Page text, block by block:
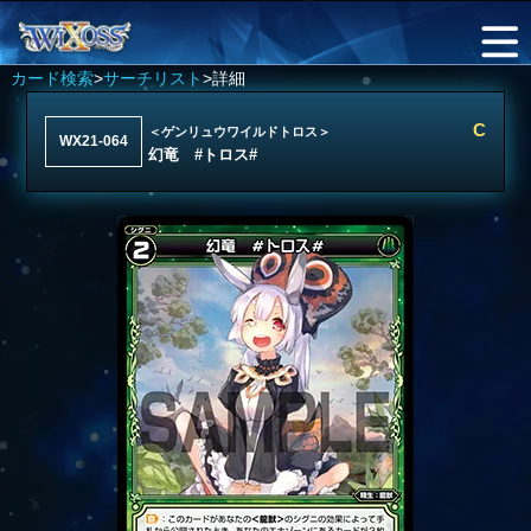
カード検索>サーチリスト>詳細
WX21-064
＜ゲンリュウワイルドトロス＞
幻竜 #トロス#
C